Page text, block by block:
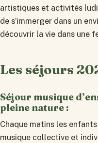
artistiques et activités
de s’immerger dans un
découvrir la vie dans une
Les séjours
Séjour musique
pleine nature :
Chaque matins les
musique collective et